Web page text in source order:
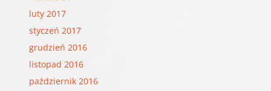
luty 2017
styczeń 2017
grudzień 2016
listopad 2016
październik 2016